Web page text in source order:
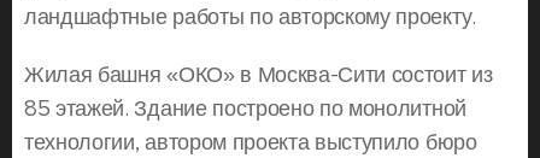
ландшафтные работы по авторскому проекту.
Жилая башня «ОКО» в Москва-Сити состоит из
85 этажей. Здание построено по монолитной
технологии, автором проекта выступило бюро